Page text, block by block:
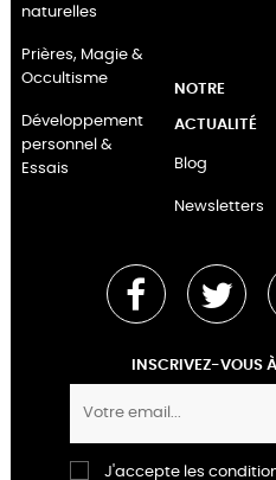
naturelles
Prières, Magie &
Occultisme
Développement
personnel &
Essais
NOTRE
ACTUALITÉ
Blog
Newsletters
Facebook
INSCRIVEZ-VOUS
J'accepte les